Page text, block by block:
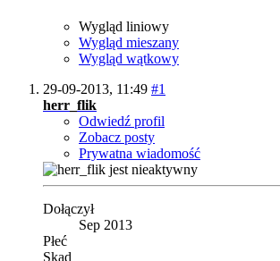
Wygląd liniowy
Wygląd mieszany
Wygląd wątkowy
29-09-2013, 11:49 #1
herr_flik
Odwiedź profil
Zobacz posty
Prywatna wiadomość
Dołączył
Sep 2013
Płeć
Skąd